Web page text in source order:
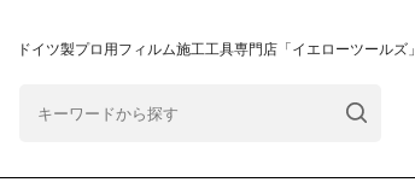
ドイツ製プロ用フィルム施工工具専門店「イエローツールズ」